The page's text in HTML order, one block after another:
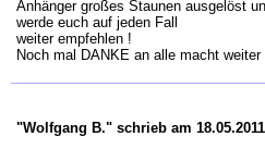
Anhänger großes Staunen ausgelöst
werde euch auf jeden Fall
weiter empfehlen !
Noch mal DANKE an alle macht weiter
"Wolfgang B." schrieb am